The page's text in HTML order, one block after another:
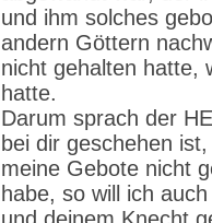
und ihm solches
andern Göttern
nicht gehalten hatte,
hatte.
Darum sprach der
bei dir geschehen
meine Gebote nicht
habe, so will ich